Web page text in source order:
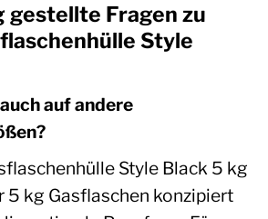
gestellte Fragen zu
Style
auf andere
Style Black 5 kg
5 kg Gasflaschen konzipiert